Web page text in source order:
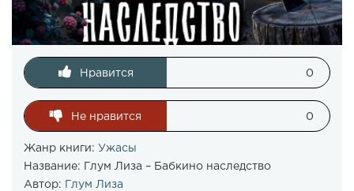
Нравится 0
Не нравится 0
Жанр книги: Ужасы
Название: Глум Лиза – Бабкино наследство
Автор:
Глум Лиза